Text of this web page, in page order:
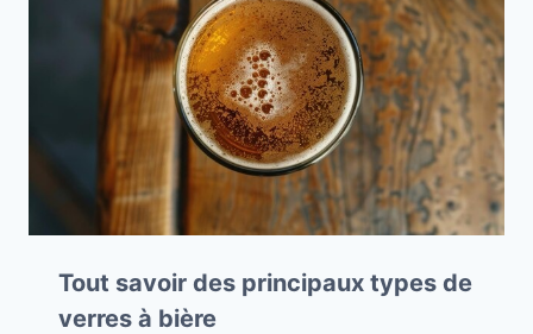
Tout savoir des principaux types de
verres à bière